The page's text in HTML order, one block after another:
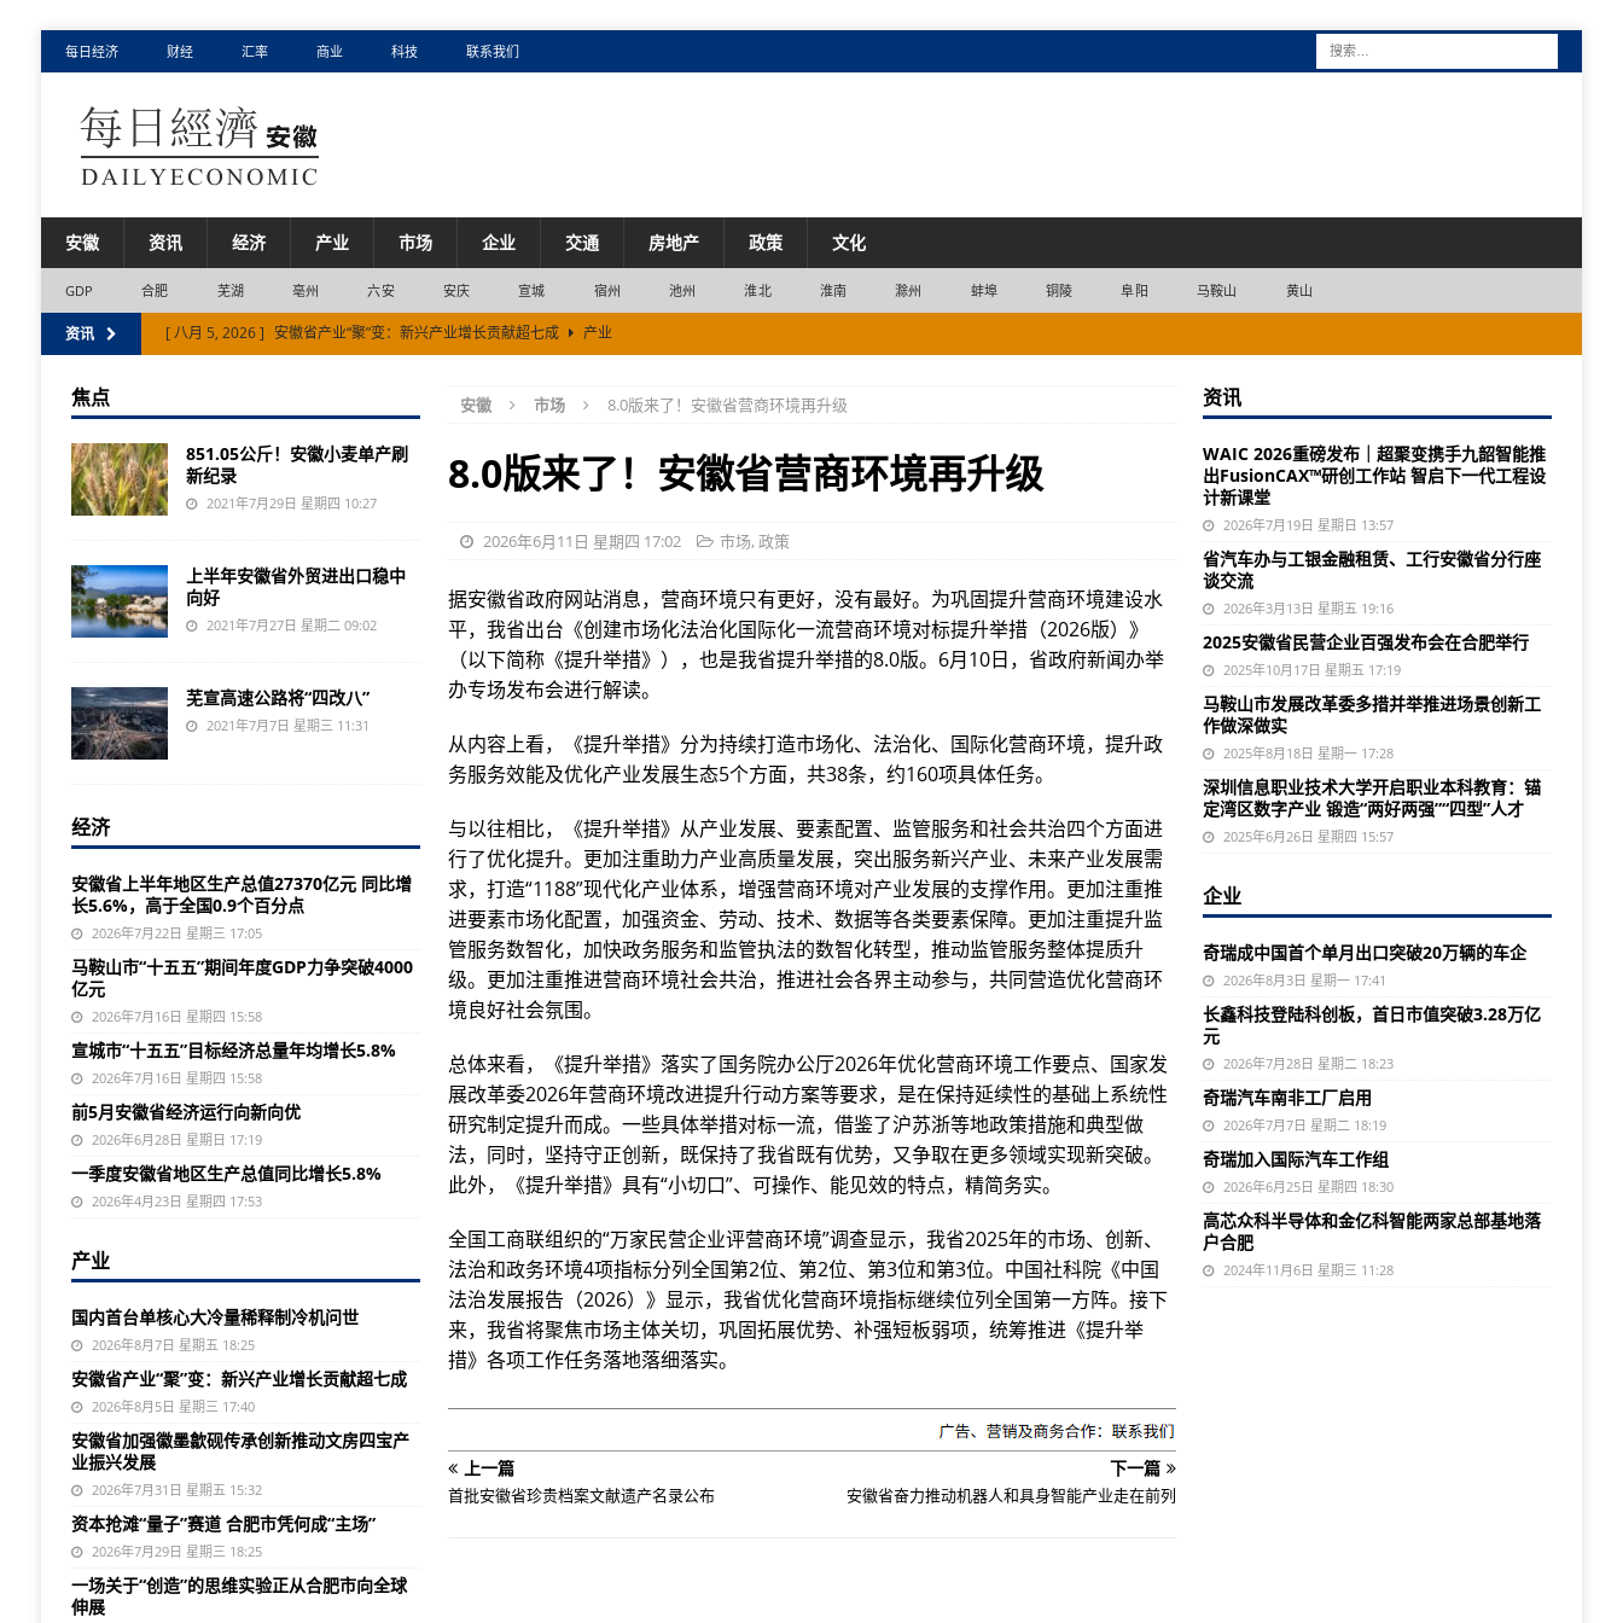
每日经济 财经 汇率 商业 科技 联系我们
安徽 资讯 经济 产业 市场 企业 交通 房地产 政策 文化
GDP 合肥 芜湖 亳州 六安 安庆 宣城 宿州 池州 淮北 淮南 滁州 蚌埠 铜陵 阜阳 马鞍山 黄山
资讯 [ 八月 5, 2026 ] 安徽省产业“聚”变：新兴产业增长贡献超七成
产业
[ 八月 7, 2026 ] 国内首台单核心大冷量稀释制冷机问世 产业
安徽 市场 8.0版来了！安徽省营商环境再升级
8.0版来了！安徽省营商环境再升级
2026年6月11日 星期四 17:02 市场,政策
据安徽省政府网站消息，营商环境只有更好，没有最好。为巩固提升营商环境建设水
平，我省出台《创建市场化法治化国际化一流营商环境对标提升举措（2026版）》
（以下简称《提升举措》），也是我省提升举措的8.0版。6月10日，省政府新闻办举
办专场发布会进行解读。
从内容上看，《提升举措》分为持续打造市场化、法治化、国际化营商环境，提升政
务服务效能及优化产业发展生态5个方面，共38条，约160项具体任务。
与以往相比，《提升举措》从产业发展、要素配置、监管服务和社会共治四个方面进
行了优化提升。更加注重助力产业高质量发展，突出服务新兴产业、未来产业发展需
求，打造“1188”现代化产业体系，增强营商环境对产业发展的支撑作用。更加注重推
进要素市场化配置，加强资金、劳动、技术、数据等各类要素保障。更加注重提升监
管服务数智化，加快政务服务和监管执法的数智化转型，推动监管服务整体提质升
级。更加注重推进营商环境社会共治，推进社会各界主动参与，共同营造优化营商环
境良好社会氛围。
总体来看，《提升举措》落实了国务院办公厅2026年优化营商环境工作要点、国家发
展改革委2026年营商环境改进提升行动方案等要求，是在保持延续性的基础上系统性
研究制定提升而成。一些具体举措对标一流，借鉴了沪苏浙等地政策措施和典型做
法，同时，坚持守正创新，既保持了我省既有优势，又争取在更多领域实现新突破。
此外，《提升举措》具有“小切口”、可操作、能见效的特点，精简务实。
全国工商联组织的“万家民营企业评营商环境”调查显示，我省2025年的市场、创新、
法治和政务环境4项指标分列全国第2位、第2位、第3位和第3位。中国社科院《中国
法治发展报告（2026）》显示，我省优化营商环境指标继续位列全国第一方阵。接下
来，我省将聚焦市场主体关切，巩固拓展优势、补强短板弱项，统筹推进《提升举
措》各项工作任务落地落细落实。
上一篇
首批安徽省珍贵档案文献遗产名录公布
下一篇
安徽省奋力推动机器人和具身智能产业走在前列
焦点
851.05公斤！安徽小麦单产刷
新纪录
2021年7月29日 星期四 10:27
上半年安徽省外贸进出口稳中
向好
2021年7月27日 星期二 09:02
芜宣高速公路将“四改八”
2021年7月7日 星期三 11:31
经济
安徽省上半年地区生产总值27370亿元 同比增
长5.6%，高于全国0.9个百分点
2026年7月22日 星期三 17:05
马鞍山市“十五五”期间年度GDP力争突破4000
亿元
2026年7月16日 星期四 15:58
宣城市“十五五”目标经济总量年均增长5.8%
2026年7月16日 星期四 15:58
前5月安徽省经济运行向新向优
2026年6月28日 星期日 17:19
一季度安徽省地区生产总值同比增长5.8%
2026年4月23日 星期四 17:53
产业
国内首台单核心大冷量稀释制冷机问世
2026年8月7日 星期五 18:25
安徽省产业“聚”变：新兴产业增长贡献超七成
2026年8月5日 星期三 17:40
安徽省加强徽墨歙砚传承创新推动文房四宝产
业振兴发展
2026年7月31日 星期五 15:32
资本抢滩“量子”赛道 合肥市凭何成“主场”
2026年7月29日 星期三 18:25
一场关于“创造”的思维实验正从合肥市向全球
伸展
资讯
WAIC 2026重磅发布｜超聚变携手九韶智能推
出FusionCAX™研创工作站 智启下一代工程设
计新课堂
2026年7月19日 星期日 13:57
省汽车办与工银金融租赁、工行安徽省分行座
谈交流
2026年3月13日 星期五 19:16
2025安徽省民营企业百强发布会在合肥举行
2025年10月17日 星期五 17:19
马鞍山市发展改革委多措并举推进场景创新工
作做深做实
2025年8月18日 星期一 17:28
深圳信息职业技术大学开启职业本科教育：锚
定湾区数字产业 锻造“两好两强”“四型”人才
2025年6月26日 星期四 15:57
企业
奇瑞成中国首个单月出口突破20万辆的车企
2026年8月3日 星期一 17:41
长鑫科技登陆科创板，首日市值突破3.28万亿
元
2026年7月28日 星期二 18:23
奇瑞汽车南非工厂启用
2026年7月7日 星期二 18:19
奇瑞加入国际汽车工作组
2026年6月25日 星期四 18:30
高芯众科半导体和金亿科智能两家总部基地落
户合肥
2024年11月6日 星期三 11:28